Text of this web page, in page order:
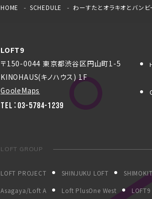
HOME SCHEDULE わーすたとオラキオとバンビ
LOFT9
〒150-0044 東京都渋谷区円山町1-5
KINOHAUS(キノハウス) 1F
GooleMaps
TEL：03-5784-1239
LOFT GROUP
LOFT PROJECT SHINJUKU LOFT
Asagaya/Loft A Loft PlusOne West